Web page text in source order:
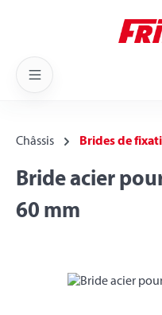
Châssis Brides de
Bride acier
60 mm
Skip image gallery